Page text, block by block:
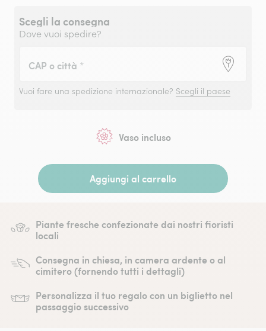
Scegli la consegna
Dove vuoi spedire?
CAP o città *
Vuoi fare una spedizione internazionale? Scegli il paese
Vaso incluso
Aggiungi al carrello
Piante fresche confezionate dai nostri fioristi
locali
Consegna in chiesa, in camera ardente o al
cimitero (fornendo tutti i dettagli)
Personalizza il tuo regalo con un biglietto nel
passaggio successivo